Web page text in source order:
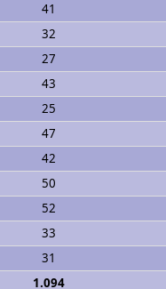
41
32
27
43
25
47
42
50
52
33
31
1.094